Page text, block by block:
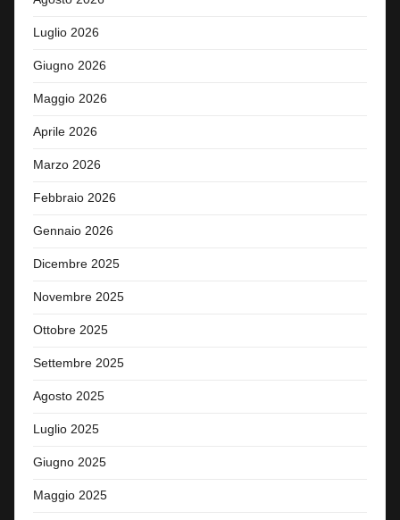
Luglio 2026
Giugno 2026
Maggio 2026
Aprile 2026
Marzo 2026
Febbraio 2026
Gennaio 2026
Dicembre 2025
Novembre 2025
Ottobre 2025
Settembre 2025
Agosto 2025
Luglio 2025
Giugno 2025
Maggio 2025